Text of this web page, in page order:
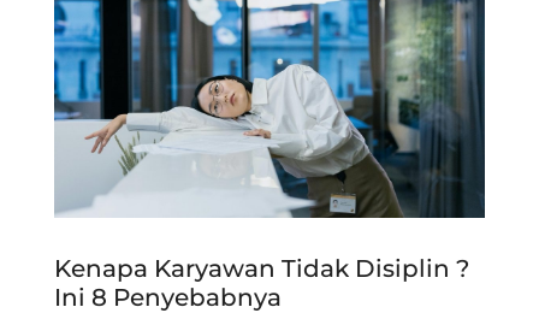
Kenapa Karyawan Tidak Disiplin ?
Ini 8 Penyebabnya